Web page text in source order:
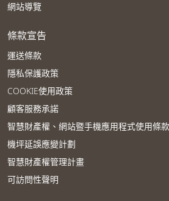
網站導覽
條款宣告
運送條款
隱私保護政策
COOKIE使用政策
顧客服務承諾
智慧財產權、網站暨手機應用程式使用條款
機坪延誤應變計劃
智慧財產權管理計畫
可訪問性聲明